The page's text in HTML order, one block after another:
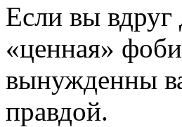
Если вы вдруг
«ценная»
вынужденны
правдой.